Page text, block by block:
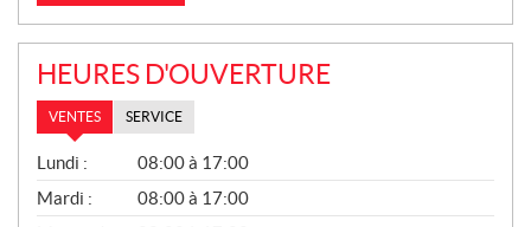
HEURES D'OUVERTURE
VENTES SERVICE
V
E
N
T
Lundi :
08:00 à 17:00
Mardi :
08:00 à 17:00